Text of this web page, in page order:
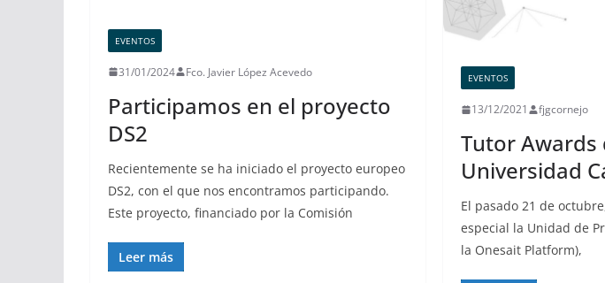
EVENTOS
31/01/2024 Fco. Javier López Acevedo
Participamos en el proyecto
DS2
Recientemente se ha iniciado el proyecto europeo
DS2, con el que nos encontramos participando.
Este proyecto, financiado por la Comisión
Leer más
EVENTOS
13/12/2021 fjgcornejo
Tutor Awards
Universidad
El pasado 21 de
especial la Unidad de
la Onesait Platform),